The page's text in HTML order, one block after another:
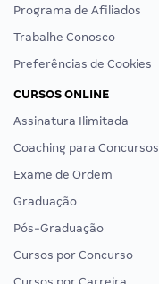
Programa de Afiliados
Trabalhe Conosco
Preferências de Cookies
CURSOS ONLINE
Assinatura Ilimitada
Coaching para Concursos
Exame de Ordem
Graduação
Pós-Graduação
Cursos por Concurso